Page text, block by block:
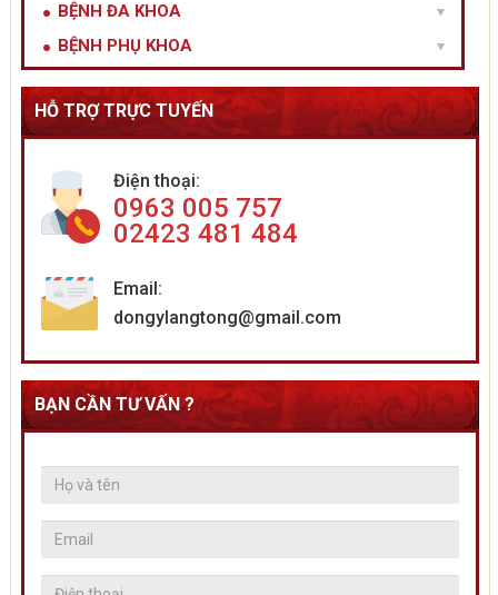
BỆNH ĐA KHOA
BỆNH PHỤ KHOA
HỖ TRỢ TRỰC TUYẾN
Điện thoại:
0963 005 757
02423 481 484
Email:
dongylangtong@gmail.com
BẠN CẦN TƯ VẤN ?